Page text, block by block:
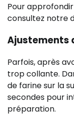
Pour
consultez notre
Ajustements
Parfois, après
trop collante.
de farine sur la
secondes pour
préparation.